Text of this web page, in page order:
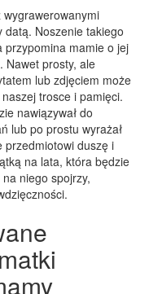
wygrawerowanymi
Noszenie takiego
przypomina mamie o jej
Nawet prosty, ale
lub zdjęciem może
trosce i pamięci.
nawiązywał do
lub po prostu wyrażał
przedmiotowi duszę i
na lata, która będzie
niego spojrzy,